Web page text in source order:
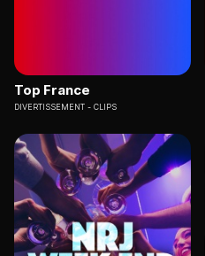
Top France
DIVERTISSEMENT CLIPS